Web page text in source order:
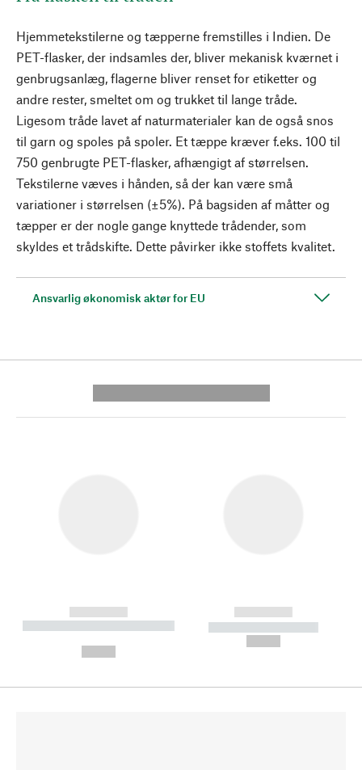
Hjemmetekstilerne og tæpperne fremstilles i Indien. De
PET-flasker, der indsamles der, bliver mekanisk kværnet i
genbrugsanlæg, flagerne bliver renset for etiketter og
andre rester, smeltet om og trukket til lange tråde.
Ligesom tråde lavet af naturmaterialer kan de også snos
til garn og spoles på spoler. Et tæppe kræver f.eks. 100 til
750 genbrugte PET-flasker, afhængigt af størrelsen.
Tekstilerne væves i hånden, så der kan være små
variationer i størrelsen (±5%). På bagsiden af måtter og
tæpper er der nogle gange knyttede trådender, som
skyldes et trådskifte. Dette påvirker ikke stoffets kvalitet.
Ansvarlig økonomisk aktør for EU
------------
----------- ----------- --------
------------
----------- -----------